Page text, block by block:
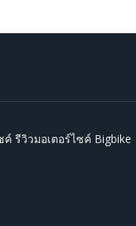
รีวิวมอเตอร์ไซค์ Bigbike